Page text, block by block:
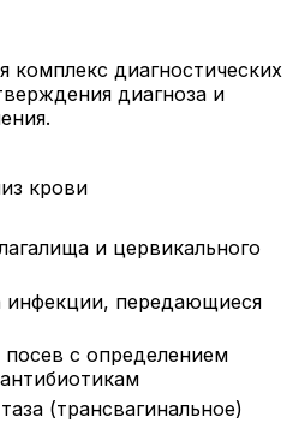
комплекс диагностических
диагноза и
крови
и цервикального
инфекции, передающиеся
посев с определением
(трансвагинальное)